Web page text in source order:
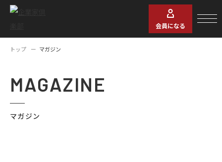
会員になる
トップ マガジン
MAGAZINE
マガジン